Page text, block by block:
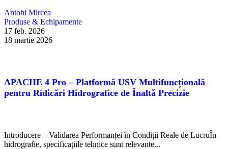
Antohi Mircea
Produse & Echipamente
17 feb. 2026
18 martie 2026
APACHE 4 Pro – Platformă USV Multifuncțională
pentru Ridicări Hidrografice de Înaltă Precizie
Introducere – Validarea Performanței în Condiții Reale de LucruÎn
hidrografie, specificațiile tehnice sunt relevante...